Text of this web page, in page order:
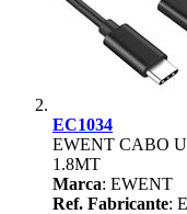
EC1034
EWENT CABO
1.8MT
Marca: EWENT
Ref. Fabricante: